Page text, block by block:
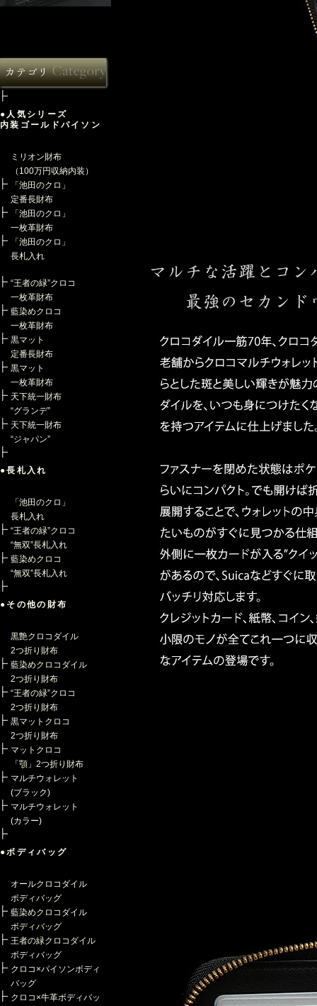
●人気シリーズ
内装ゴールドパイソン
ミリオン財布
（100万円収納内装）
「池田のクロ」
定番長財布
「池田のクロ」
一枚革財布
「池田のクロ」
長札入れ
“王者の緑”クロコ
一枚革財布
藍染めクロコ
一枚革財布
黒マット
定番長財布
黒マット
一枚革財布
天下統一財布
“グランデ”
天下統一財布
“ジャパン”
●長札入れ
「池田のクロ」
長札入れ
“王者の緑”クロコ
“無双”長札入れ
藍染めクロコ
“無双”長札入れ
●その他の財布
黒艶クロコダイル
2つ折り財布
藍染めクロコダイル
2つ折り財布
“王者の緑”クロコ
2つ折り財布
黒マットクロコ
2つ折り財布
マットクロコ
「顎」2つ折り財布
マルチウォレット
(ブラック)
マルチウォレット
(カラー)
●ボディバッグ
オールクロコダイル
ボディバッグ
藍染めクロコダイル
ボディバッグ
王者の緑クロコダイル
ボディバッグ
クロコ×パイソンボディ
バッグ
クロコ×牛革ボディバッ